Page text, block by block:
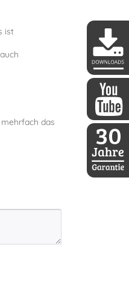
ist
das
DDoptics
DDoptics